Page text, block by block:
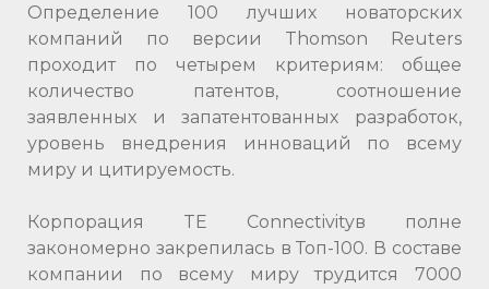
Определение 100 лучших новаторских
компаний по версии Thomson Reuters
проходит по четырем критериям: общее
количество патентов, соотношение
заявленных и запатентованных разработок,
уровень внедрения инноваций по всему
миру и цитируемость.
Корпорация TE Connectivityв полне
закономерно закрепилась в Топ-100. В составе
компании по всему миру трудится 7000